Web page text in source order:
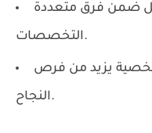
ضمن فرق متعددة
التخصصات.
يزيد من فرص
النجاح.